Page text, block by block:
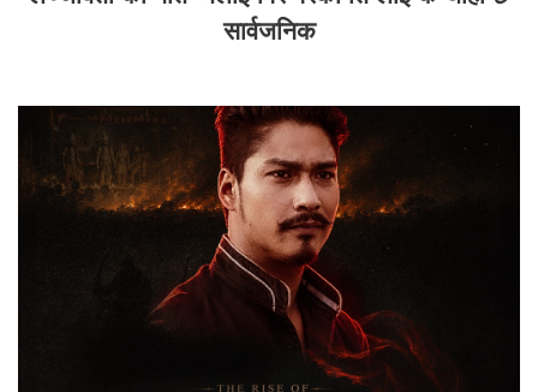
सार्वजनिक